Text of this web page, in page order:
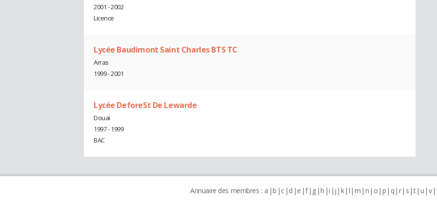
2001 - 2002
Licence
Lycée Baudimont Saint Charles BTS TC
Arras
1999 - 2001
Lycée DeforeSt De Lewarde
Douai
1997 - 1999
BAC
Annuaire des membres : a b c d e f g h i j k l m n o p q r s t u v